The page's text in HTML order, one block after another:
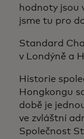
hodnoty jsou
jsme tu pro
Standard
v Londýně a
Historie
Hongkongu
době je
ve zvláštní
Společnost